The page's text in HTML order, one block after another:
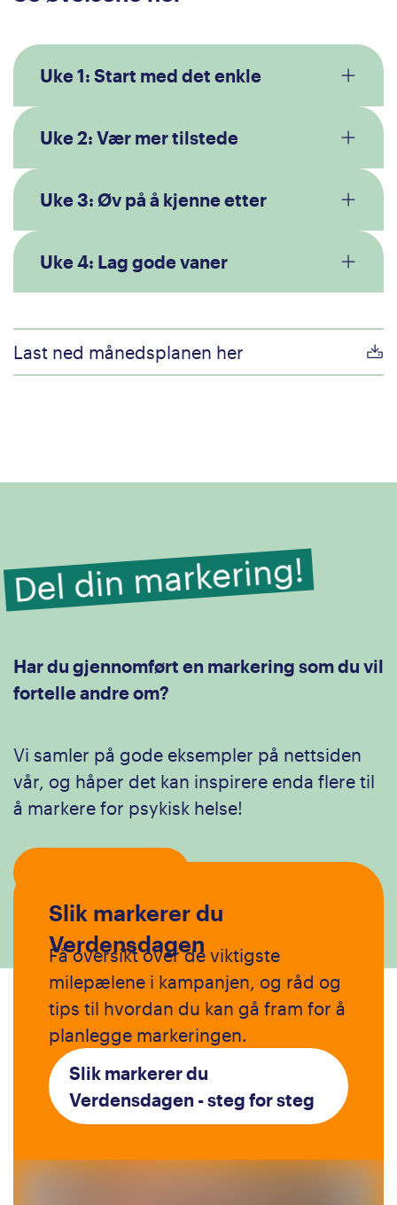
Uke 1: Start med det enkle
Uke 2: Vær mer tilstede
Uke 3: Øv på å kjenne etter
Uke 4: Lag gode vaner
Last ned månedsplanen her
Del din markering!
Har du gjennomført en markering som du vil
fortelle andre om?
Vi samler på gode eksempler på nettsiden
vår, og håper det kan inspirere enda flere til
å markere for psykisk helse!
Slik markerer du
Verdensdagen
Få oversikt over de viktigste
milepælene i kampanjen, og råd og
tips til hvordan du kan gå fram for å
planlegge markeringen.
Slik markerer du
Verdensdagen - steg for steg